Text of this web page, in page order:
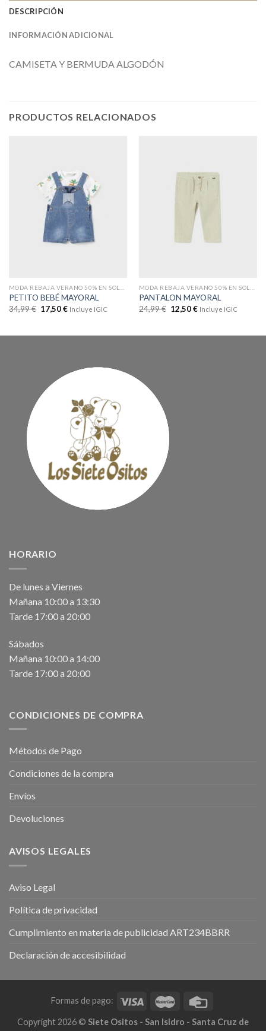
DESCRIPCIÓN
INFORMACIÓN ADICIONAL
CAMISETA Y BERMUDA ALGODÓN
PRODUCTOS RELACIONADOS
PETITO BEBÉ MAYORAL
34,99€ 17,50€ Incluye IGIC
PANTALON MAYORAL
24,99€ 12,50€ Incluye IGIC
HORARIO
De lunes a Viernes
Mañana 10:00 a 13:30
Tarde 17:00 a 20:00
Sábados
Mañana 10:00 a 14:00
Tarde 17:00 a 20:00
CONDICIONES DE COMPRA
Métodos de Pago
Condiciones de la compra
Envíos
Devoluciones
AVISOS LEGALES
Aviso Legal
Política de privacidad
Cumplimiento en materia de publicidad ART234BBRR
Declaración de accesibilidad
Formas de pago:
Copyright 2026 © Siete Ositos - San Isidro - Santa Cruz de